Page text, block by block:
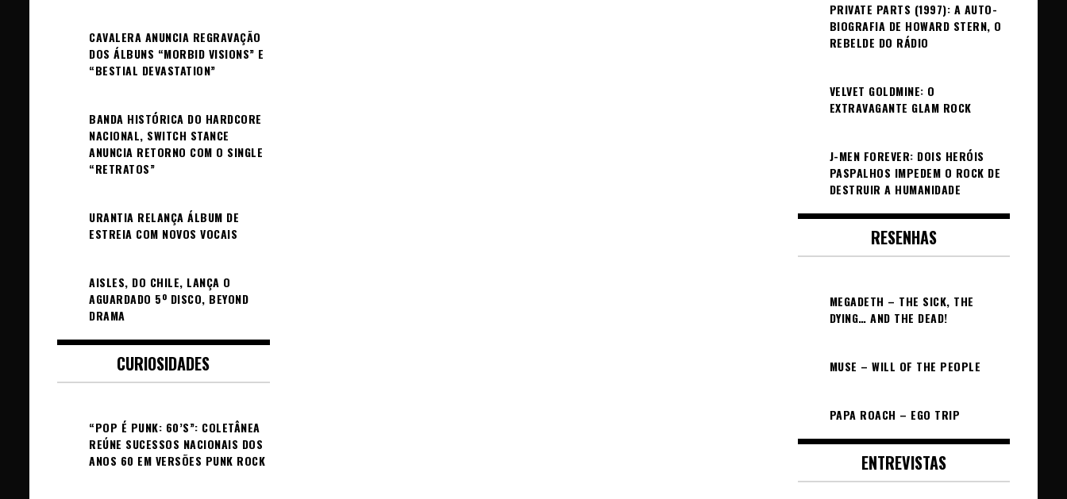
CAVALERA ANUNCIA REGRAVAÇÃO
DOS ÁLBUNS “MORBID VISIONS” E
“BESTIAL DEVASTATION”
BANDA HISTÓRICA DO HARDCORE
NACIONAL, SWITCH STANCE
ANUNCIA RETORNO COM O SINGLE
“RETRATOS”
URANTIA RELANÇA ÁLBUM DE
ESTREIA COM NOVOS VOCAIS
AISLES, DO CHILE, LANÇA O
AGUARDADO 5º DISCO, BEYOND
DRAMA
CURIOSIDADES
“POP É PUNK: 60’S”: COLETÂNEA
REÚNE SUCESSOS NACIONAIS DOS
ANOS 60 EM VERSÕES PUNK ROCK
PRIVATE PARTS (1997): A AUTO-
BIOGRAFIA DE HOWARD STERN, O
REBELDE DO RÁDIO
VELVET GOLDMINE: O
EXTRAVAGANTE GLAM ROCK
J-MEN FOREVER: DOIS HERÓIS
PASPALHOS IMPEDEM O ROCK DE
DESTRUIR A HUMANIDADE
RESENHAS
MEGADETH – THE SICK, THE
DYING… AND THE DEAD!
MUSE – WILL OF THE PEOPLE
PAPA ROACH – EGO TRIP
ENTREVISTAS